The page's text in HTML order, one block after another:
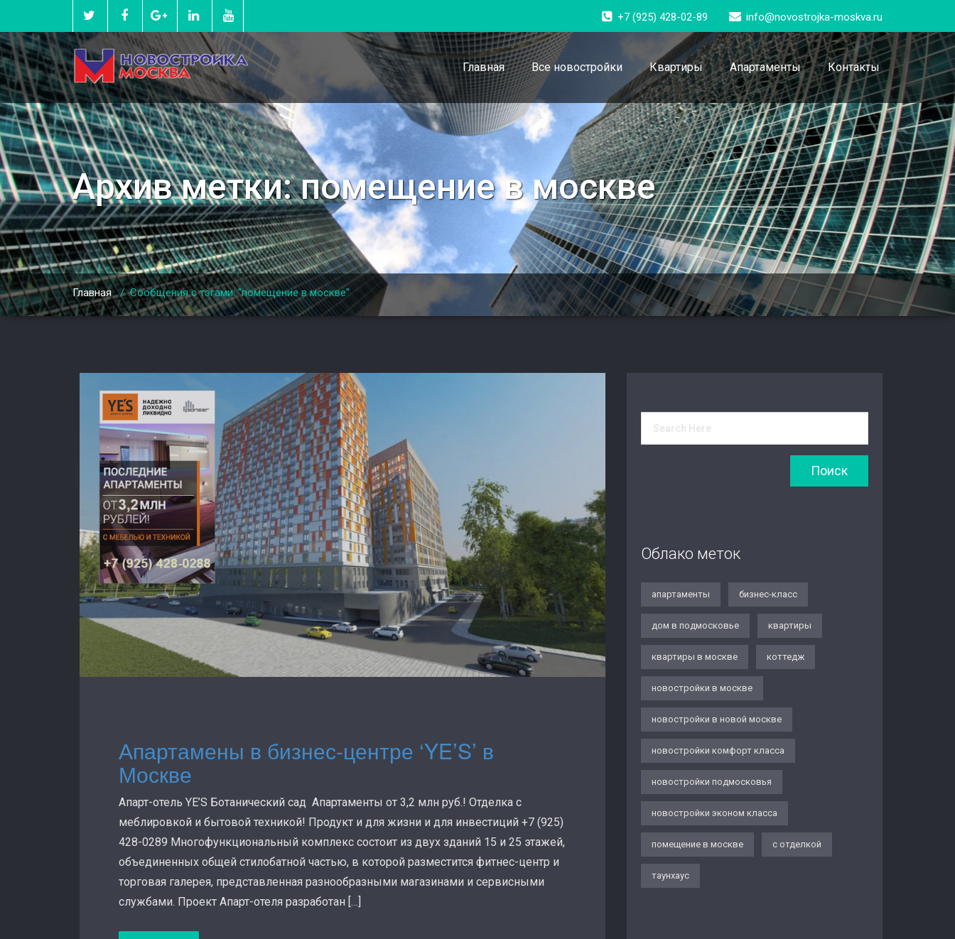
+7 (925) 428-02-89 info@novostrojka-moskva.ru
Главная Все новостройки Квартиры Апартаменты Контакты
Архив метки:помещение в москве
Главная/Сообщения с тэгами: "помещение в москве"
Апартамены в бизнес-центре ‘YE’S’ в
Москве
Апарт-отель YE’S Ботанический сад Апартаменты от 3,2 млн руб.! Отделка с
меблировкой и бытовой техникой! Продукт и для жизни и для инвестиций +7 (925)
428-0289 Многофункциональный комплекс состоит из двух зданий 15 и 25 этажей,
объединенных общей стилобатной частью, в которой разместится фитнес-центр и
торговая галерея, представленная разнообразными магазинами и сервисными
службами. Проект Апарт-отеля разработан […]
Облако меток
апартаменты бизнес-класс
дом в подмосковье квартиры
квартиры в москве коттедж
новостройки в москве
новостройки в новой москве
новостройки комфорт класса
новостройки подмосковья
новостройки эконом класса
помещение в москве с отделкой
таунхаус